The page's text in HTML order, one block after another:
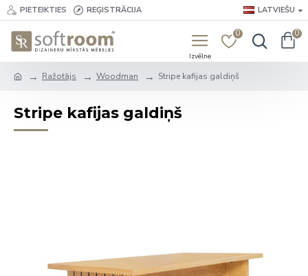
PIETEIKTIES REĢISTRĀCIJA LATVIEŠU
0 0
Ražotājs Woodman Stripe kafijas galdiņš
Stripe kafijas galdiņš